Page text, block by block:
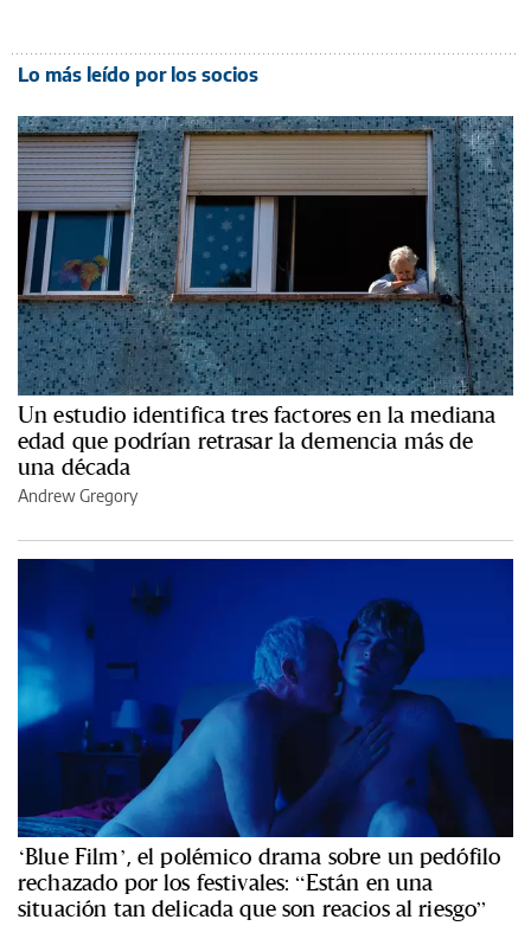
Lo más leído por los socios
Un estudio identifica tres factores en la mediana
edad que podrían retrasar la demencia más de
una década
Andrew Gregory
‘Blue Film’, el polémico drama sobre un pedófilo
rechazado por los festivales: “Están en una
situación tan delicada que son reacios al riesgo”